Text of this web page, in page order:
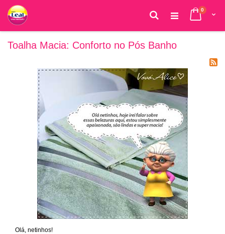
Cart
0 itens
Pesquisa
para
o
Toalha Macia: Conforto no Pós Banho
Olá, netinhos!⠀ ⠀